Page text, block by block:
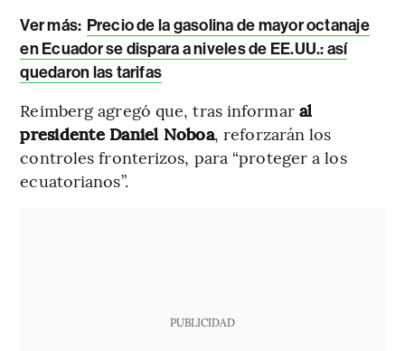
Ver más: Precio de la gasolina de mayor octanaje
en Ecuador se dispara a niveles de EE.UU.: así
quedaron las tarifas
Reimberg agregó que, tras informar al
presidente Daniel Noboa, reforzarán los
controles fronterizos, para “proteger a los
ecuatorianos”.
PUBLICIDAD